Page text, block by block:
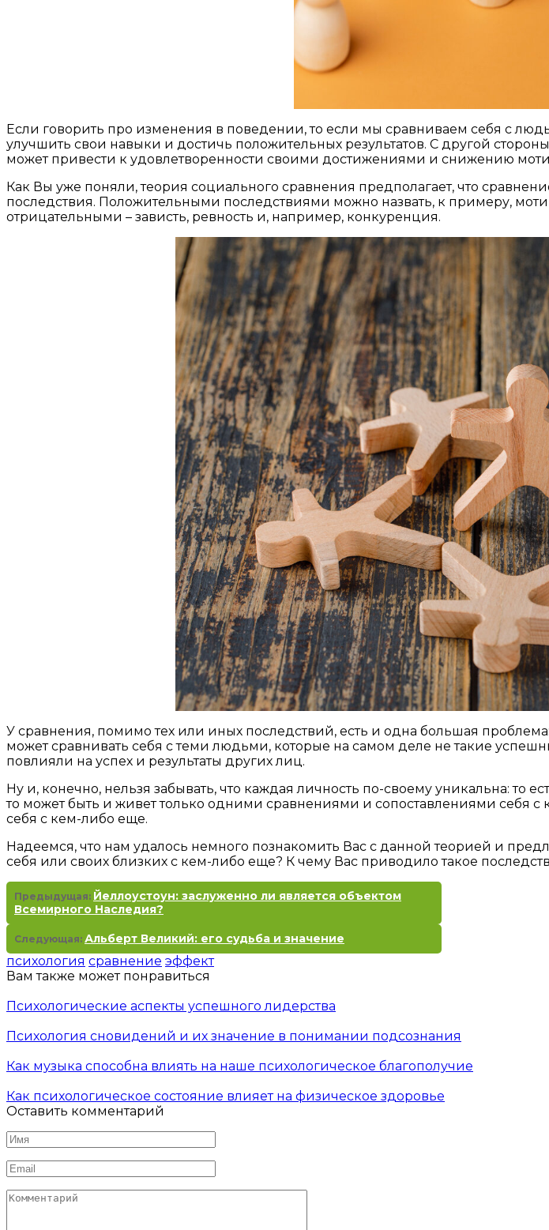
Если говорить про изменения в поведении, то если мы сравниваем себя с
улучшить свои навыки и достичь положительных результатов. С другой
может привести к удовлетворенности своими достижениями и снижению
Как Вы уже поняли, теория социального сравнения предполагает, что
последствия. Положительными последствиями можно назвать, к примеру,
отрицательными – зависть, ревность и, например, конкуренция.
У сравнения, помимо тех или иных последствий, есть и одна большая
может сравнивать себя с теми людьми, которые на самом деле не такие
повлияли на успех и результаты других лиц.
Ну и, конечно, нельзя забывать, что каждая личность по-своему уникальна: то
то может быть и живет только одними сравнениями и сопоставлениями себя с
себя с кем-либо еще.
Надеемся, что нам удалось немного познакомить Вас с данной теорией и
себя или своих близких с кем-либо еще? К чему Вас приводило такое
Предыдущая: Йеллоустоун: заслуженно ли является объектом
Всемирного Наследия?
Следующая: Альберт Великий: его судьба и значение
психология сравнение эффект
Вам также может понравиться
Психологические аспекты успешного лидерства
Психология сновидений и их значение в понимании подсознания
Как музыка способна влиять на наше психологическое благополучие
Как психологическое состояние влияет на физическое здоровье
Оставить комментарий
Имя
*
Email
*
Комментарий